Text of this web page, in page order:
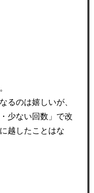
るのは嬉しいが、
少ない回数」で改
越したことはな